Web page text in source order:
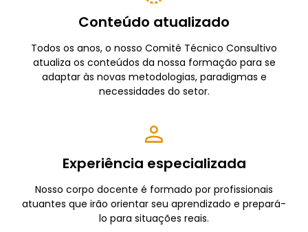
Conteúdo atualizado
Todos os anos, o nosso Comité Técnico Consultivo
atualiza os conteúdos da nossa formação para se
adaptar às novas metodologias, paradigmas e
necessidades do setor.
Experiência especializada
Nosso corpo docente é formado por profissionais
atuantes que irão orientar seu aprendizado e prepará-
lo para situações reais.